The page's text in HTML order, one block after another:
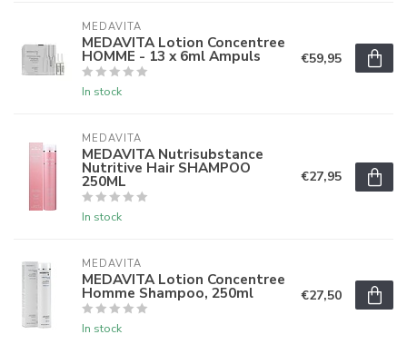
MEDAVITA
MEDAVITA Lotion Concentree
HOMME - 13 x 6ml Ampuls
In stock
€59,95
MEDAVITA
MEDAVITA Nutrisubstance
Nutritive Hair SHAMPOO
250ML
In stock
€27,95
MEDAVITA
MEDAVITA Lotion Concentree
Homme Shampoo, 250ml
In stock
€27,50